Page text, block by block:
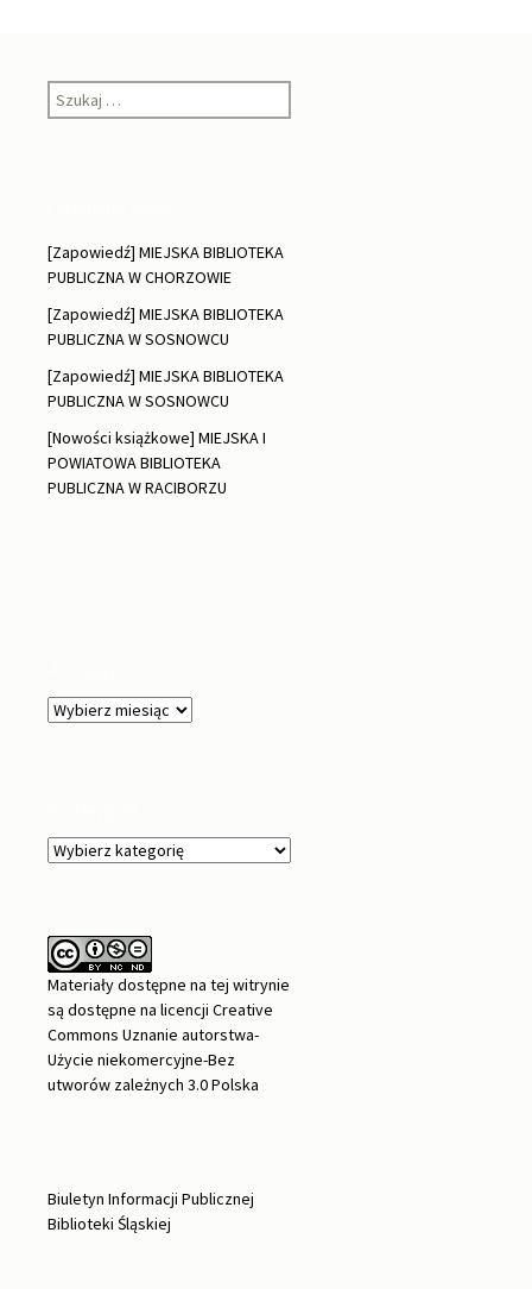
Szukaj:
[Zapowiedź] MIEJSKA BIBLIOTEKA
PUBLICZNA W CHORZOWIE
[Zapowiedź] MIEJSKA BIBLIOTEKA
PUBLICZNA W SOSNOWCU
[Zapowiedź] MIEJSKA BIBLIOTEKA
PUBLICZNA W SOSNOWCU
[Nowości książkowe] MIEJSKA I
POWIATOWA BIBLIOTEKA
PUBLICZNA W RACIBORZU
Archiwa
Kategorie
Materiały dostępne na tej witrynie
są dostępne na licencji Creative
Commons Uznanie autorstwa-
Użycie niekomercyjne-Bez
utworów zależnych 3.0 Polska
Biuletyn Informacji Publicznej
Biblioteki Śląskiej